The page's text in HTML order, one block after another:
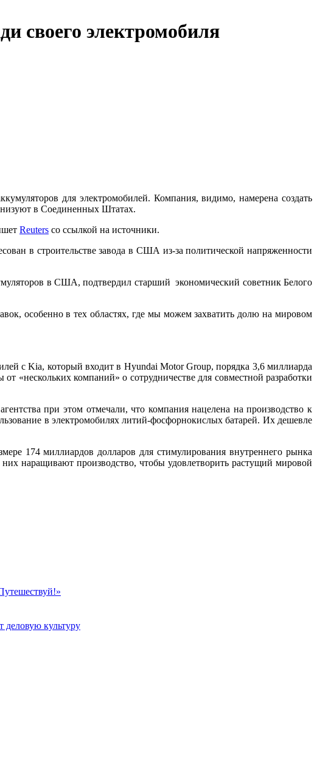
своего электромобиля
для электромобилей. Компания, видимо, намерена создать
в Соединенных Штатах.
Reuters со ссылкой на источники.
в строительстве завода в США из-за политической напряженности
в США, подтвердил старший экономический советник Белого
особенно в тех областях, где мы можем захватить долю на мировом
с Kia, который входит в Hyundai Motor Group, порядка 3,6 миллиарда
«нескольких компаний» о сотрудничестве для совместной разработки
при этом отмечали, что компания нацелена на производство к
в электромобилях литий-фосфорнокислых батарей. Их дешевле
174 миллиардов долларов для стимулирования внутреннего рынка
наращивают производство, чтобы удовлетворить растущий мировой
деловую культуру